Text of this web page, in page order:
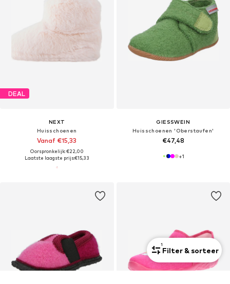
DEAL
NEXT
Huisschoenen
Vanaf €15,33
Oorspronkelijk: €22,00
Laatste laagste prijs:€15,33
GIESSWEIN
Huisschoenen 'Oberstaufen'
€47,48
+1
1
Filter & sorteer